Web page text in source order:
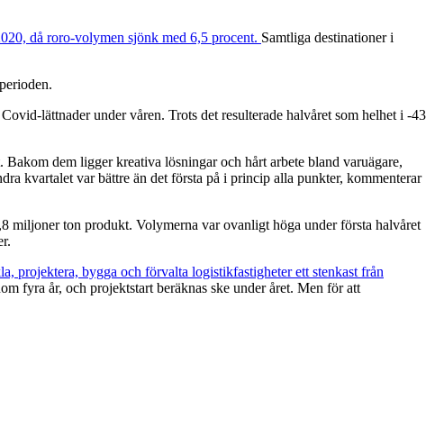
då roro-volymen sjönk med 6,5 procent. Samtliga destinationer i
lättnader under våren. Trots det resulterade halvåret som helhet i -43
dem ligger kreativa lösningar och hårt arbete bland varuägare,
kvartalet var bättre än det första på i princip alla punkter, kommenterar
miljoner ton produkt. Volymerna var ovanligt höga under första halvåret
projektera, bygga och förvalta logistikfastigheter ett stenkast från
fyra år, och projektstart beräknas ske under året. Men för att